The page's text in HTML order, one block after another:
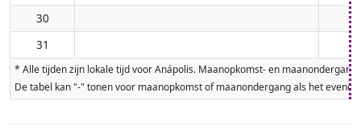
30
31
* Alle tijden zijn lokale tijd voor Anápolis. Maanopkomst- en
De tabel kan "-" tonen voor maanopkomst of maanondergang als het